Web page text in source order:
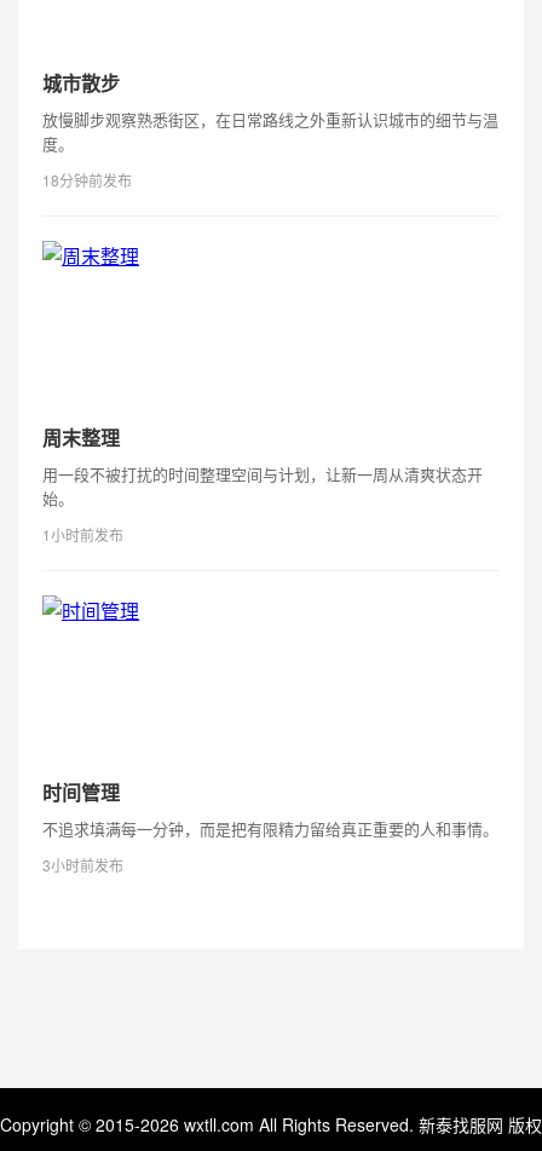
城市散步
放慢脚步观察熟悉街区，在日常路线之外重新认识城市的细节与温
度。
18分钟前发布
周末整理
用一段不被打扰的时间整理空间与计划，让新一周从清爽状态开
始。
1小时前发布
时间管理
不追求填满每一分钟，而是把有限精力留给真正重要的人和事情。
3小时前发布
Copyright © 2015-2026 wxtll.com All Rights Reserved. 新泰找服网 版权